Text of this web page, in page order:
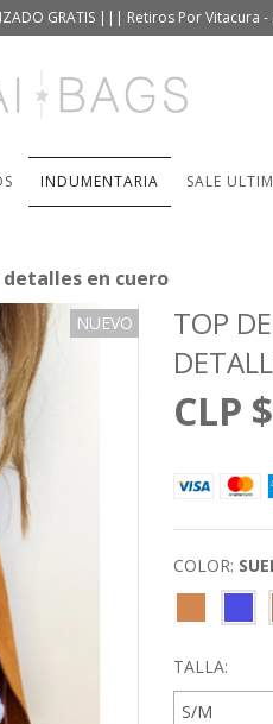
GRATIS ||| Retiros Por Vitacura -
INDUMENTARIA SALE
en cuero
NUEVO
TOP
COLOR:
TALLA: